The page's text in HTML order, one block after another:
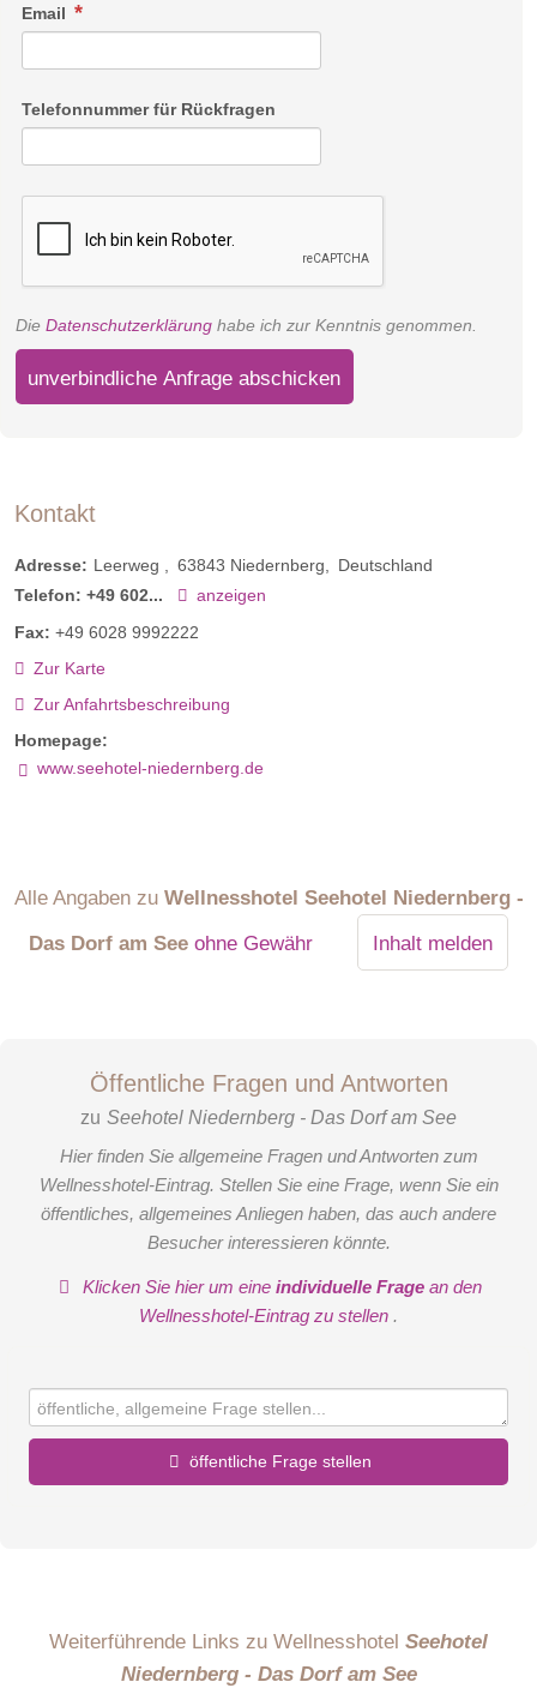
Email
Telefonnummer für Rückfragen
Die Datenschutzerklärung habe ich zur Kenntnis genommen.
unverbindliche Anfrage abschicken
Kontakt
Adresse: Leerweg 63843 Niedernberg
Deutschland
Telefon: +49 602...
anzeigen
Fax: +49 6028 9992222
Zur Karte
Zur Anfahrtsbeschreibung
Homepage:
www.seehotel-niedernberg.de
Alle Angaben zu Wellnesshotel Seehotel Niedernberg -
Das Dorf am See ohne Gewähr Inhalt melden
Öffentliche Fragen und Antworten
zu Seehotel Niedernberg - Das Dorf am See
Hier finden Sie allgemeine Fragen und Antworten zum
Wellnesshotel-Eintrag. Stellen Sie eine Frage, wenn Sie ein
öffentliches, allgemeines Anliegen haben, das auch andere
Besucher interessieren könnte.
Klicken Sie hier um eineindividuelle Frage an den
Wellnesshotel-Eintrag zu stellen .
öffentliche Frage stellen
Weiterführende Links zu Wellnesshotel Seehotel
Niedernberg - Das Dorf am See